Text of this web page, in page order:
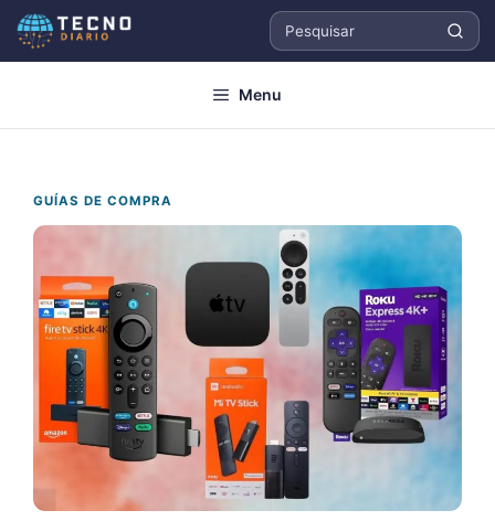
Pular
para
Pesquisar
Menu
GUÍAS DE COMPRA